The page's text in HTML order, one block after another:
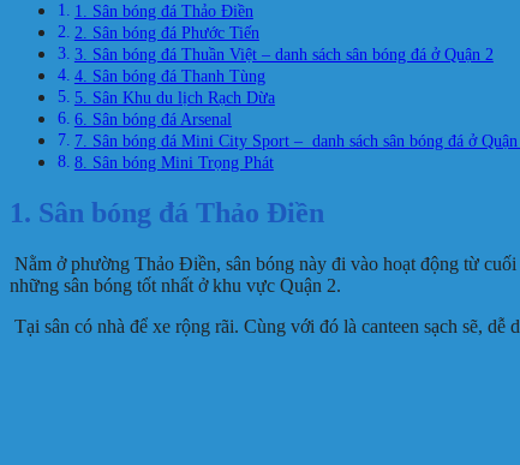
1. Sân bóng đá Thảo Điền
2. Sân bóng đá Phước Tiến
3. Sân bóng đá Thuần Việt – danh sách sân bóng đá ở Quận 2
4. Sân bóng đá Thanh Tùng
5. Sân Khu du lịch Rạch Dừa
6. Sân bóng đá Arsenal
7. Sân bóng đá Mini City Sport – danh sách sân bóng đá ở Quận
8. Sân bóng Mini Trọng Phát
1. Sân bóng đá Thảo Điền
Nằm ở phường Thảo Điền, sân bóng này đi vào hoạt động từ
những sân bóng tốt nhất ở khu vực Quận 2.
Tại sân có nhà để xe rộng rãi. Cùng với đó là canteen sạch sẽ,